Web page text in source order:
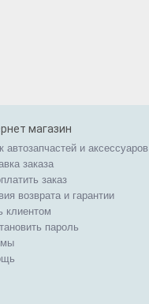
магазин
автозапчастей и аксессуаров
заказа
заказ
возврата и гарантии
клиентом
пароль